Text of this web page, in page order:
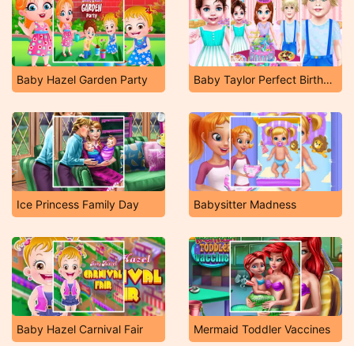
Baby Hazel Garden Party Baby Taylor Perfect Birthday
Ice Princess Family Day Babysitter Madness
Baby Hazel Carnival Fair Mermaid Toddler Vaccines